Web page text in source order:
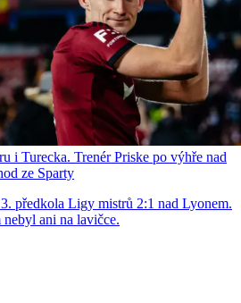
i Turecka. Trenér Priske po výhře nad
ze Sparty
předkola Ligy mistrů 2:1 nad Lyonem.
ani na lavičce.